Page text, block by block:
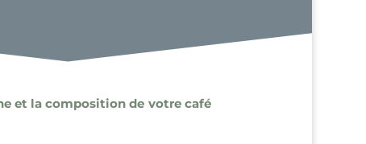
et la composition de votre café